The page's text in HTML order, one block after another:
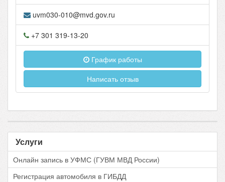
uvm030-010@mvd.gov.ru
+7 301 319-13-20
График работы
Написать отзыв
Услуги
Онлайн запись в УФМС (ГУВМ МВД России)
Регистрация автомобиля в ГИБДД